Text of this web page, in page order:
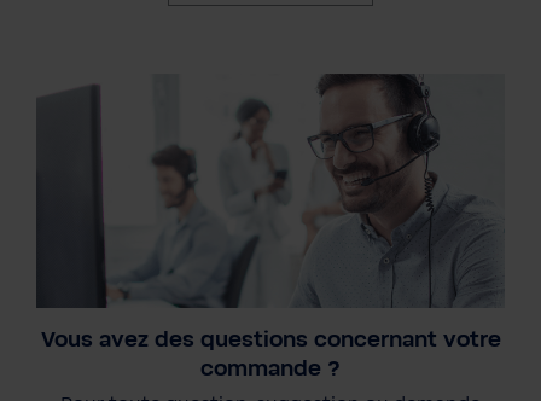
Vous avez des questions concernant votre
commande ?